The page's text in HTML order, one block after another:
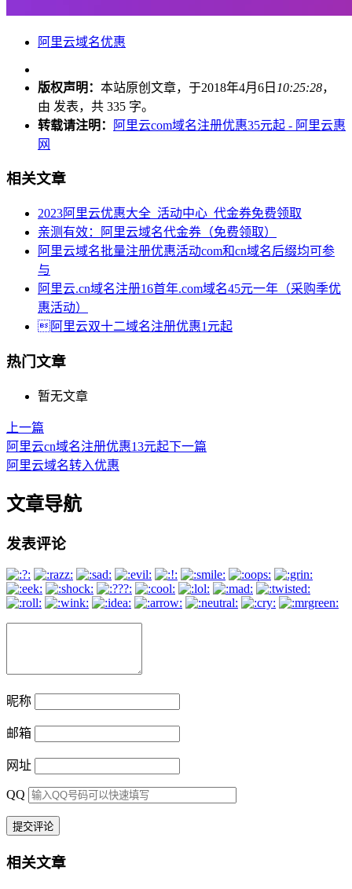
阿里云域名优惠
版权声明： 本站原创文章，于2018年4月6日 10:25:28，
由 发表，共 335 字。
转载请注明：
阿里云com域名注册优惠35元起 - 阿里云惠
网
相关文章
2023阿里云优惠大全_活动中心_代金券免费领取
亲测有效：阿里云域名代金券（免费领取）
阿里云域名批量注册优惠活动com和cn域名后缀均可参
与
阿里云.cn域名注册16首年.com域名45元一年（采购季优
惠活动）
阿里云双十二域名注册优惠1元起
热门文章
暂无文章
上一篇
阿里云cn域名注册优惠13元起下一篇
阿里云域名转入优惠
文章导航
发表评论
昵称
邮箱
网址
QQ
相关文章